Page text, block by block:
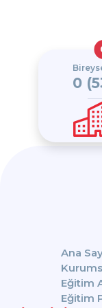
0
Ana
Eğitim
Eğitim